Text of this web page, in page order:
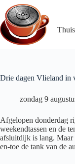
naar
de
inhoud
Drie dagen Vlieland in
zondag 9
Afgelopen donderdag
weekendtassen en de
afsluitdijk is lang.
en-toe de tank van de